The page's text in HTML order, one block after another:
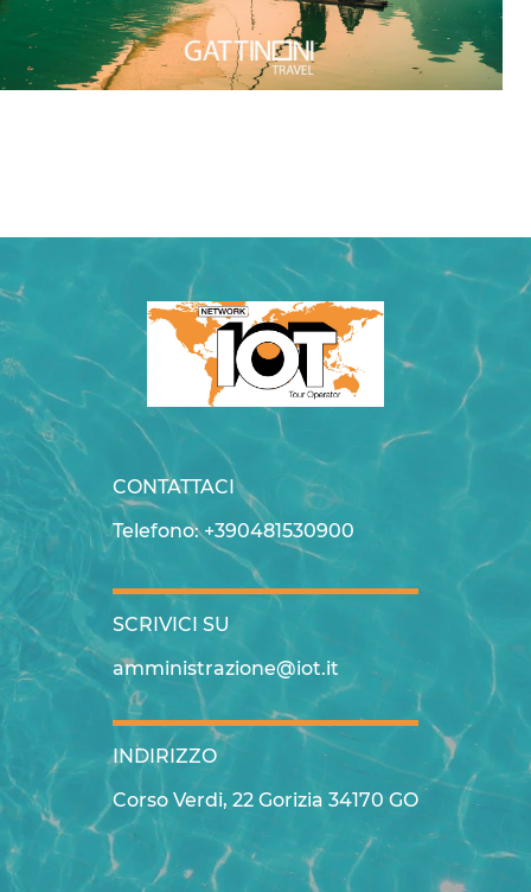
CONTATTACI
Telefono: +390481530900
SCRIVICI SU
amministrazione@iot.it
INDIRIZZO
Corso Verdi, 22 Gorizia 34170 GO